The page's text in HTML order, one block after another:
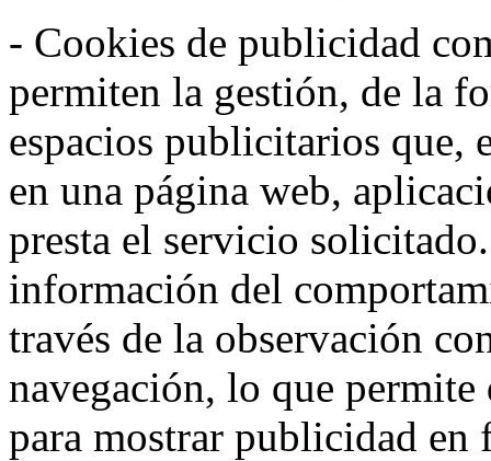
- Cookies de publicidad
permiten la gestión, de la
espacios publicitarios que,
en una página web,
presta el servicio
información del
través de la observación
navegación, lo que
para mostrar publicidad